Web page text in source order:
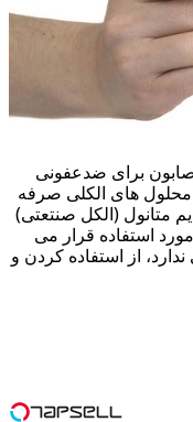
برای ضدعفونی
های الکلی صرفه
متانول (الکل صنتعتی)
استفاده قرار می
از استفاده کردن و